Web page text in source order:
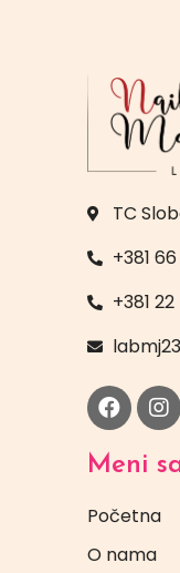
TC
+381
+381
Meni
Početna
O nama